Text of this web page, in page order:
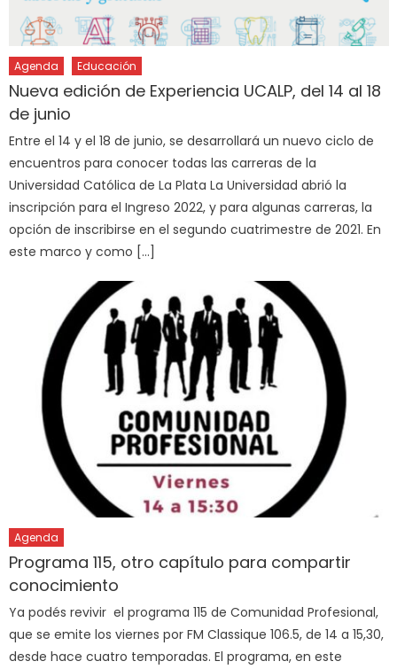
Agenda Educación
Nueva edición de Experiencia UCALP, del 14 al 18
de junio
Entre el 14 y el 18 de junio, se desarrollará un nuevo ciclo de
encuentros para conocer todas las carreras de la
Universidad Católica de La Plata La Universidad abrió la
inscripción para el Ingreso 2022, y para algunas carreras, la
opción de inscribirse en el segundo cuatrimestre de 2021. En
este marco y como […]
Agenda
Programa 115, otro capítulo para compartir
conocimiento
Ya podés revivir el programa 115 de Comunidad Profesional,
que se emite los viernes por FM Classique 106.5, de 14 a 15,30,
desde hace cuatro temporadas. El programa, en este